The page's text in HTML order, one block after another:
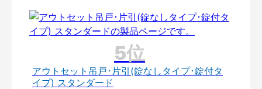
アウトセット吊戸･片引(錠なしタイプ･錠付タ
イプ) スタンダード